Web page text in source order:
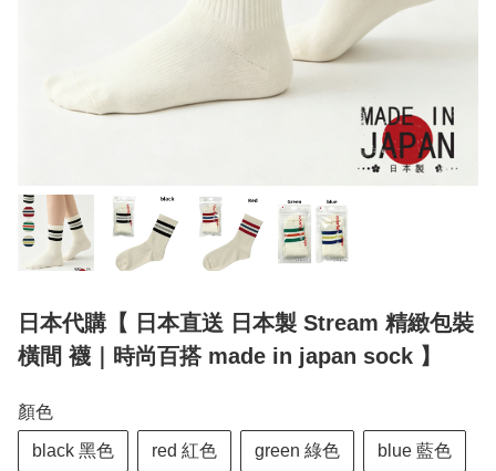
日本代購【 日本直送 日本製 Stream 精緻包裝
橫間 襪｜時尚百搭 made in japan sock 】
顏色
black 黑色 red 紅色 green 綠色 blue 藍色